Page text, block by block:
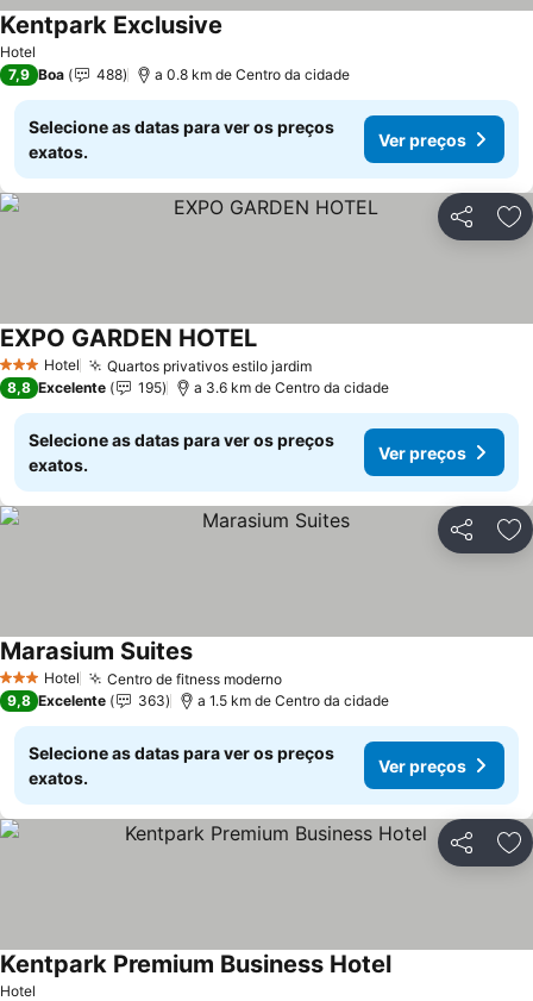
Hotel
Kentpark Exclusive
7,9 Boa 488 a 0.8 km de Centro da cidade
Selecione as datas para ver os preços
exatos.
Ver preços
Partilhar
3 EstrelasHotel Quartos privativos estilo jardimVer preços
EXPO GARDEN HOTELVer preços
8,8 Excelente 195 a 3.6 km de Centro da cidade
Selecione as datas para ver os preços
exatos.
Ver preços
Partilhar
3 EstrelasHotel Centro de fitness modernoVer preços
Marasium SuitesVer preços
9,8 Excelente 363 a 1.5 km de Centro da cidade
Selecione as datas para ver os preços
exatos.
Ver preços
Partilhar
Hotel
Kentpark Premium Business HotelVer preços